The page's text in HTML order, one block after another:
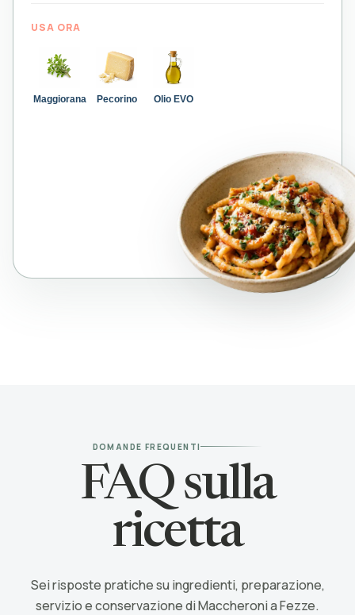
USA ORA
Maggiorana Pecorino Olio EVO
DOMANDE FREQUENTI
FAQ sulla
ricetta
Sei risposte pratiche su ingredienti, preparazione,
servizio e conservazione di Maccheroni a Fezze.